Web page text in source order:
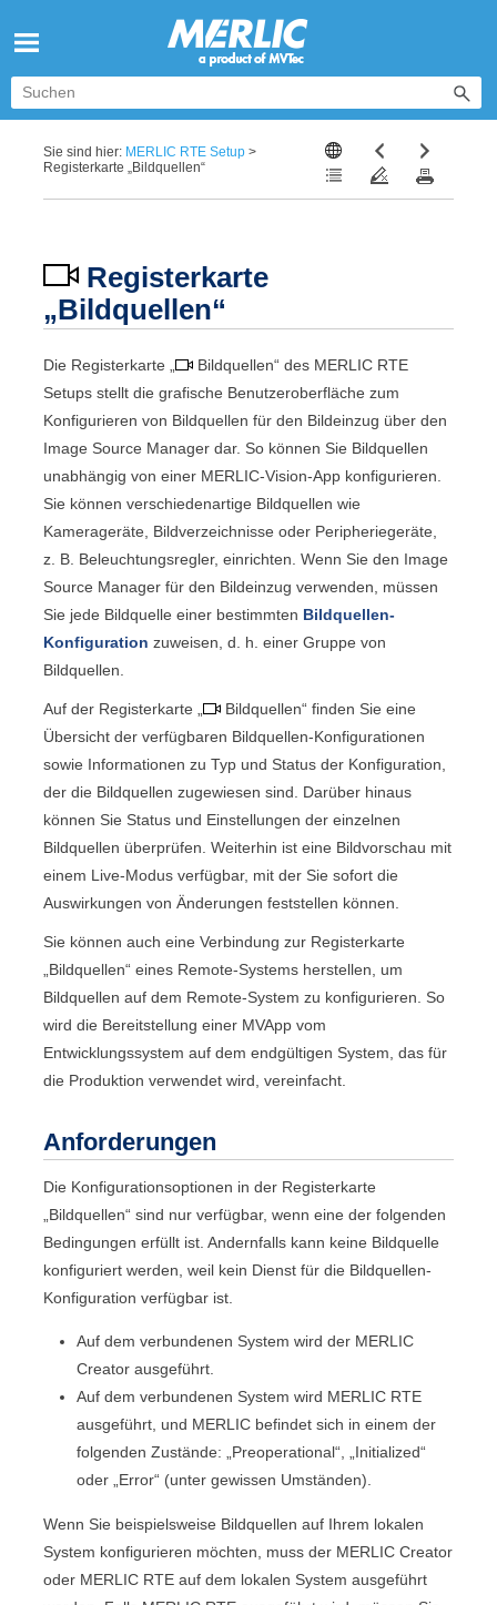
Sie sind hier: MERLIC RTE Setup >
Registerkarte „Bildquellen“
Registerkarte
„Bildquellen“
Die Registerkarte „ Bildquellen“ des MERLIC RTE
Setups stellt die grafische Benutzeroberfläche zum
Konfigurieren von Bildquellen für den Bildeinzug über den
Image Source Manager dar. So können Sie Bildquellen
unabhängig von einer MERLIC-Vision-App konfigurieren.
Sie können verschiedenartige Bildquellen wie
Kamerageräte, Bildverzeichnisse oder Peripheriegeräte,
z. B. Beleuchtungsregler, einrichten. Wenn Sie den Image
Source Manager für den Bildeinzug verwenden, müssen
Sie jede Bildquelle einer bestimmten Bildquellen-
Konfiguration zuweisen, d. h. einer Gruppe von
Bildquellen.
Auf der Registerkarte „ Bildquellen“ finden Sie eine
Übersicht der verfügbaren Bildquellen-Konfigurationen
sowie Informationen zu Typ und Status der Konfiguration,
der die Bildquellen zugewiesen sind. Darüber hinaus
können Sie Status und Einstellungen der einzelnen
Bildquellen überprüfen. Weiterhin ist eine Bildvorschau mit
einem Live-Modus verfügbar, mit der Sie sofort die
Auswirkungen von Änderungen feststellen können.
Sie können auch eine Verbindung zur Registerkarte
Bildquellen“ eines Remote-Systems herstellen, um
Bildquellen auf dem Remote-System zu konfigurieren. So
wird die Bereitstellung einer MVApp vom
Entwicklungssystem auf dem endgültigen System, das für
die Produktion verwendet wird, vereinfacht.
Anforderungen
Die Konfigurationsoptionen in der Registerkarte
Bildquellen“ sind nur verfügbar, wenn eine der folgenden
Bedingungen erfüllt ist. Andernfalls kann keine Bildquelle
konfiguriert werden, weil kein Dienst für die Bildquellen-
Konfiguration verfügbar ist.
Auf dem verbundenen System wird der MERLIC
Creator ausgeführt.
Auf dem verbundenen System wird MERLIC RTE
ausgeführt, und MERLIC befindet sich in einem der
folgenden Zustände: „Preoperational“, „Initialized“
oder „Error“ (unter gewissen Umständen).
Wenn Sie beispielsweise Bildquellen auf Ihrem lokalen
System konfigurieren möchten, muss der MERLIC Creator
oder MERLIC RTE auf dem lokalen System ausgeführt